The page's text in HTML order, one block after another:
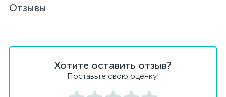
Отзывы
Хотите оставить отзыв?
Поставьте свою оценку!